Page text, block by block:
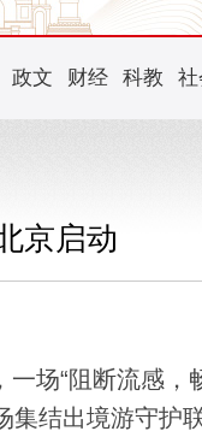
政文 财经 科教 社
京启动
场“阻断流感，
集结出境游守护